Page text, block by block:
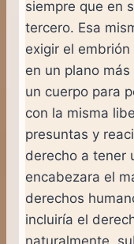
siempre que en
tercero. Esa
exigir el
en un plano
un cuerpo para
con la misma
presuntas y
derecho a tener
encabezara el
derechos
incluiría el
naturalmente,